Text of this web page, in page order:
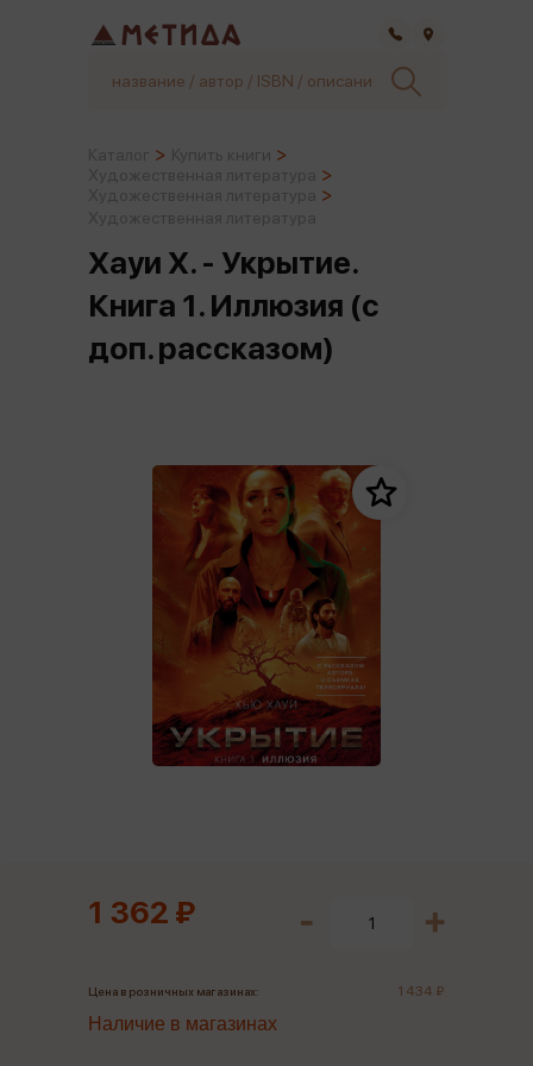
Хауи Х. - Укрытие.
Книга 1. Иллюзия (с
доп. рассказом)
1 362 ₽
Цена в розничных магазинах: 1 434 ₽
Наличие в магазинах